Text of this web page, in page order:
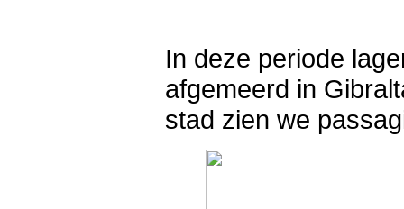
In deze periode
afgemeerd in
stad zien we